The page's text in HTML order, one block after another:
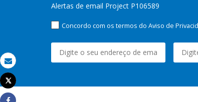
Email
Imprimir
Tweet
Alertas de email Project P106589
Concordo com os termos do Aviso de